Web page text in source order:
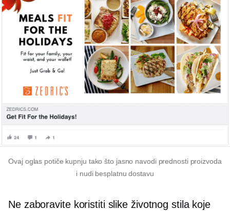
Ovaj oglas potiče kupnju tako što jasno navodi prednosti proizvoda
i nudi besplatnu dostavu
Ne zaboravite koristiti slike životnog stila koje